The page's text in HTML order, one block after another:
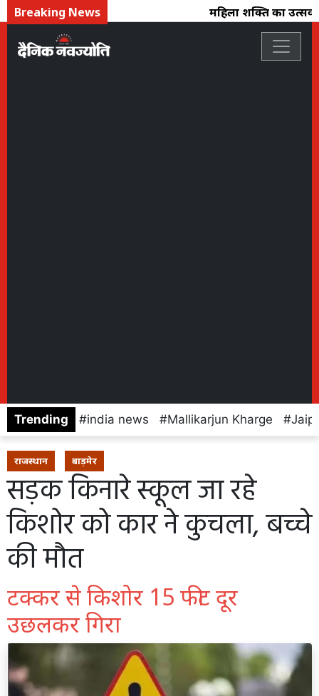
Breaking News महिला शक्ति का
Trending india news Mallikarjun Kharge
राजस्थान बाड़मेर
सड़क किनारे स्कूल जा रहे
किशोर को कार ने कुचला, बच्चे
की मौत
टक्कर से किशोर 15 फीट दूर
उछलकर गिरा